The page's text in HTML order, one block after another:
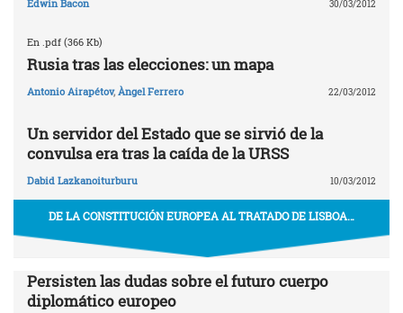
Edwin Bacon 30/03/2012
En .pdf (366 Kb)
Rusia tras las elecciones: un mapa
Antonio Airapétov, Àngel Ferrero 22/03/2012
Un servidor del Estado que se sirvió de la
convulsa era tras la caída de la URSS
Dabid Lazkanoiturburu 10/03/2012
DE LA CONSTITUCIÓN EUROPEA AL TRATADO DE LISBOA…
Persisten las dudas sobre el futuro cuerpo
diplomático europeo